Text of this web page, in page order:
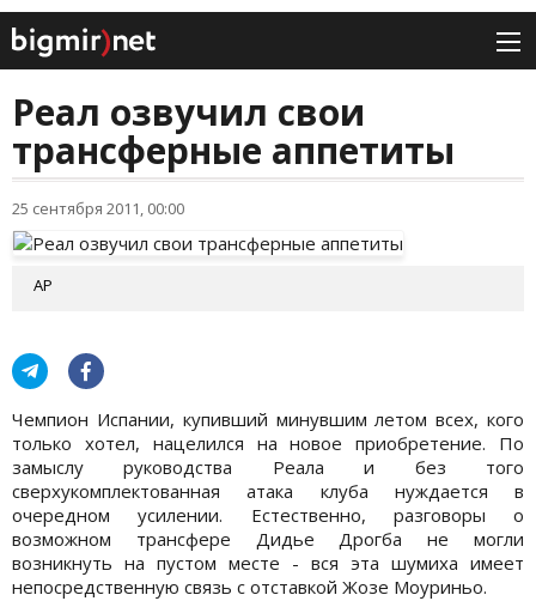
Реал озвучил свои
трансферные аппетиты
25 сентября 2011, 00:00
АР
Чемпион Испании, купивший минувшим летом всех, кого
только хотел, нацелился на новое приобретение. По
замыслу руководства Реала и без того
сверхукомплектованная атака клуба нуждается в
очередном усилении. Естественно, разговоры о
возможном трансфере Дидье Дрогба не могли
возникнуть на пустом месте - вся эта шумиха имеет
непосредственную связь с отставкой Жозе Моуриньо.